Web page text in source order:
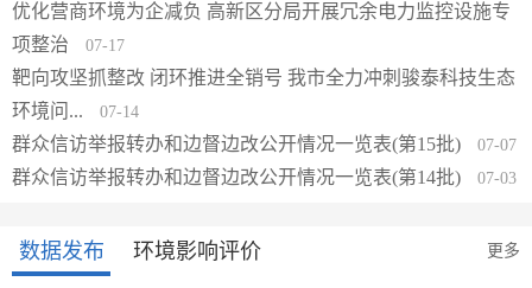
优化营商环境为企减负 高新区分局开展冗余电力监控设施专
项整治
07-17
靶向攻坚抓整改 闭环推进全销号 我市全力冲刺骏泰科技生态
环境问...
07-14
群众信访举报转办和边督边改公开情况一览表(第15批) 07-07
群众信访举报转办和边督边改公开情况一览表(第14批) 07-03
数据发布 环境影响评价 更多